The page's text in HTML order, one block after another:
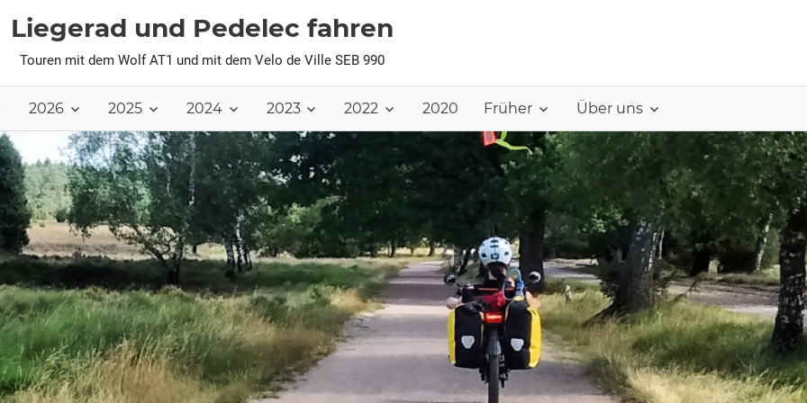
Liegerad und Pedelec fahren
Touren mit dem Wolf AT1 und mit dem Velo de Ville SEB 990
2026 2025 2024 2023 2022 2020 Früher Über uns